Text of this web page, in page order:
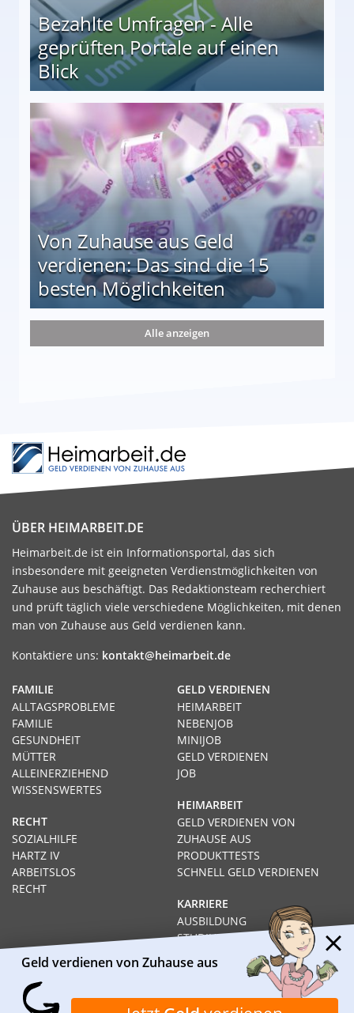
Bezahlte Umfragen - Alle
geprüften Portale auf einen
Blick
auf einen Blick
Von Zuhause aus Geld
verdienen: Das sind die 15
besten Möglichkeiten
die 15 besten Möglichkeiten
Alle anzeigen
ÜBER HEIMARBEIT.DE
Heimarbeit.de ist ein Informationsportal, das sich
insbesondere mit geeigneten Verdienstmöglichkeiten von
Zuhause aus beschäftigt. Das Redaktionsteam recherchiert
und prüft täglich viele verschiedene Möglichkeiten, mit denen
man von Zuhause aus Geld verdienen kann.
Kontaktiere uns: kontakt@heimarbeit.de
GELD VERDIENEN
HEIMARBEIT
NEBENJOB
MINIJOB
GELD VERDIENEN
JOB
HEIMARBEIT
GELD VERDIENEN VON
ZUHAUSE AUS
PRODUKTTESTS
SCHNELL GELD VERDIENEN
KARRIERE
AUSBILDUNG
STUDIUM
FERNSTUDIUM
GEHÄLTER
FAMILIE
ALLTAGSPROBLEME
FAMILIE
GESUNDHEIT
MÜTTER
ALLEINERZIEHEND
WISSENSWERTES
RECHT
SOZIALHILFE
HARTZ IV
ARBEITSLOS
RECHT
Impressum Datenschutz Kontakt Über Heimarbeit.de
Geld verdienen von Zuhause aus